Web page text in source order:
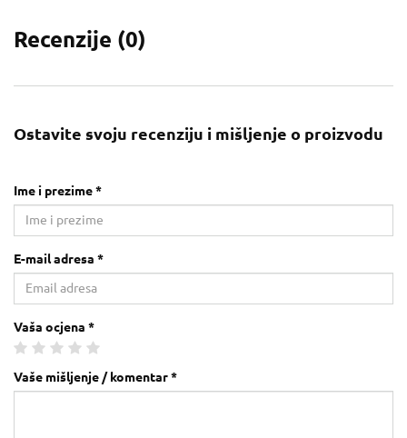
Recenzije (0)
Ostavite svoju recenziju i mišljenje o proizvodu
Ime i prezime *
E-mail adresa *
Vaša ocjena *
Vaše mišljenje / komentar *